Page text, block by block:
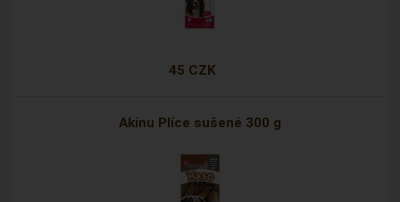
45 CZK
Akinu Plíce sušené 300 g